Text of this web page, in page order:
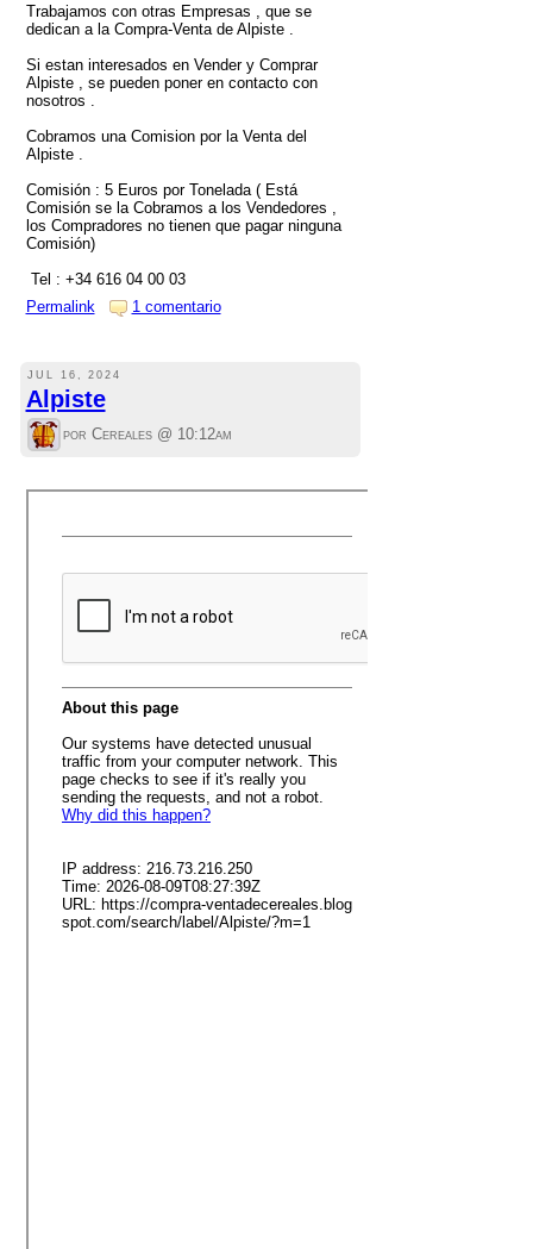
Trabajamos con otras Empresas , que se
dedican a la Compra-Venta de Alpiste .
Si estan interesados en Vender y Comprar
Alpiste , se pueden poner en contacto con
nosotros .
Cobramos una Comision por la Venta del
Alpiste .
Comisión : 5 Euros por Tonelada ( Está
Comisión se la Cobramos a los Vendedores ,
los Compradores no tienen que pagar ninguna
Comisión)
Tel : +34 616 04 00 03
Permalink
1 comentario
JUL 16, 2024
Alpiste
por Cereales @ 10:12am